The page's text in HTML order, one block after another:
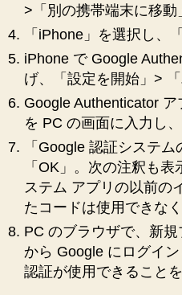
>「別の携帯端末に移動
「iPhone」を選択し、
iPhone で Google
げ、「設定を開始」>
Google Authenticator
を PC の画面に入力し
「Google 認証システム
「OK」。次の注釈も
ステム アプリの以前の
たコードは使用できな
PC のブラウザで、新
から Google にログイ
認証が使用できることを